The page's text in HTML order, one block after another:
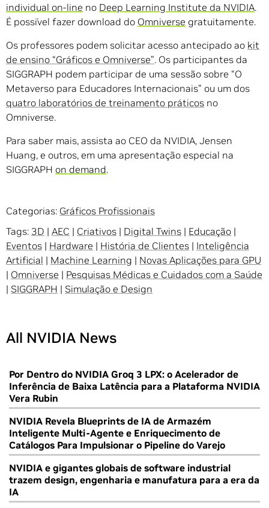
individual on-line no Deep Learning Institute da NVIDIA.
É possível fazer download do Omniverse gratuitamente.
Os professores podem solicitar acesso antecipado ao kit
de ensino “Gráficos e Omniverse”. Os participantes da
SIGGRAPH podem participar de uma sessão sobre “O
Metaverso para Educadores Internacionais” ou um dos
quatro laboratórios de treinamento práticos no
Omniverse.
Para saber mais, assista ao CEO da NVIDIA, Jensen
Huang, e outros, em uma apresentação especial na
SIGGRAPH on demand.
Categorias: Gráficos Profissionais
Tags: 3D | AEC | Criativos | Digital Twins | Educação |
Eventos | Hardware | História de Clientes | Inteligência
Artificial | Machine Learning | Novas Aplicações para GPU
| Omniverse | Pesquisas Médicas e Cuidados com a Saúde
| SIGGRAPH | Simulação e Design
All NVIDIA News
Por Dentro do NVIDIA Groq 3 LPX: o Acelerador de
Inferência de Baixa Latência para a Plataforma NVIDIA
Vera Rubin
NVIDIA Revela Blueprints de IA de Armazém
Inteligente Multi-Agente e Enriquecimento de
Catálogos Para Impulsionar o Pipeline do Varejo
NVIDIA e gigantes globais de software industrial
trazem design, engenharia e manufatura para a era da
IA